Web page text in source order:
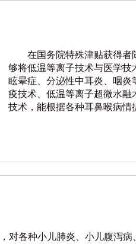
在国务院特殊津贴获得者
够将低温等离子技术与医学
眩晕症、分泌性中耳炎、咽炎
疫技术、低温等离子超微水
技术，能根据各种耳鼻喉病情
对各种小儿肺炎、小儿腹泻